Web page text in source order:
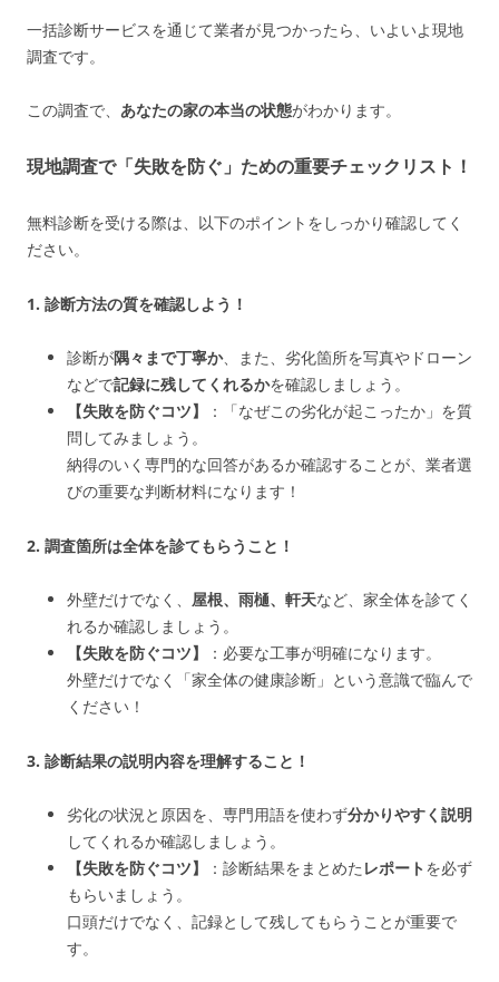
一括診断サービスを通じて業者が見つかったら、いよいよ現地
調査です。
この調査で、 あなたの家の本当の状態がわかります。
現地調査で「失敗を防ぐ」ための重要チェックリスト！
無料診断を受ける際は、以下のポイントをしっかり確認してく
ださい。
1. 診断方法の質を確認しよう！
診断が隅々まで丁寧か、また、劣化箇所を写真やドローン
などで記録に残してくれるかを確認しましょう。
【失敗を防ぐコツ】
：「なぜこの劣化が起こったか」を質
問してみましょう。
納得のいく専門的な回答があるか確認することが、業者選
びの重要な判断材料になります！
2. 調査箇所は全体を診てもらうこと！
外壁だけでなく、 屋根、雨樋、軒天など、家全体を診てく
れるか確認しましょう。
【失敗を防ぐコツ】
：必要な工事が明確になります。
外壁だけでなく「家全体の健康診断」という意識で臨んで
ください！
3. 診断結果の説明内容を理解すること！
劣化の状況と原因を、専門用語を使わず分かりやすく説明
してくれるか確認しましょう。
【失敗を防ぐコツ】
：診断結果をまとめた レポート を必ず
もらいましょう。
口頭だけでなく、記録として残してもらうことが重要で
す。